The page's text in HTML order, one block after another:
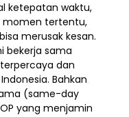
ketepatan waktu,
momen tertentu,
merusak kesan.
bekerja sama
dan
Bahkan
(same-day
yang menjamin